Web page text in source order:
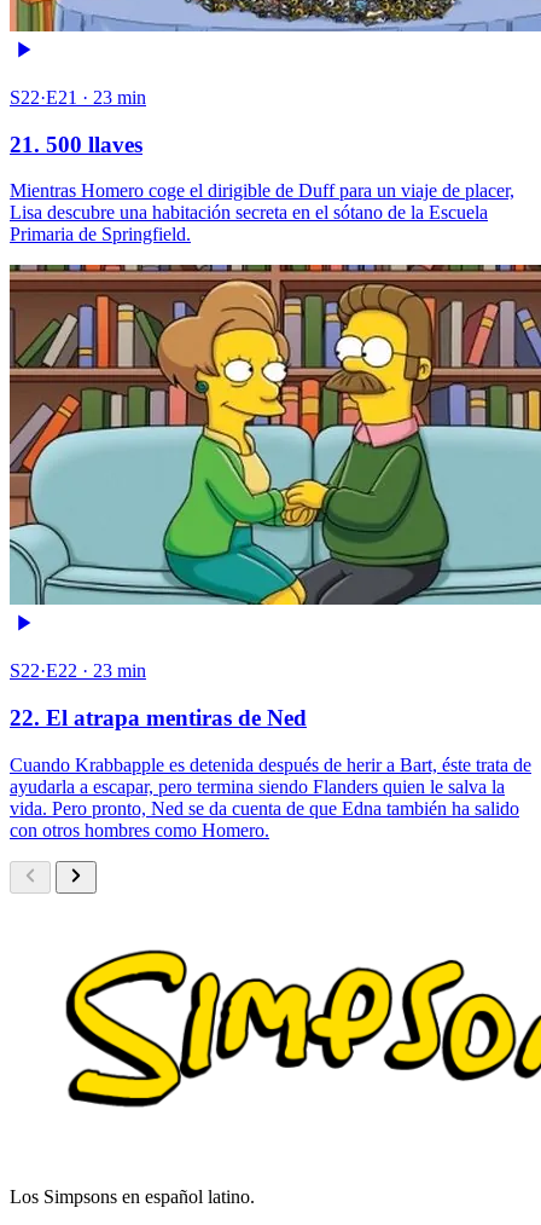
S22·E21 · 23 min
21. 500 llaves
Mientras Homero coge el dirigible de Duff para un viaje de placer,
Lisa descubre una habitación secreta en el sótano de la Escuela
Primaria de Springfield.
S22·E22 · 23 min
22. El atrapa mentiras de Ned
Cuando Krabbapple es detenida después de herir a Bart, éste trata de
ayudarla a escapar, pero termina siendo Flanders quien le salva la
vida. Pero pronto, Ned se da cuenta de que Edna también ha salido
con otros hombres como Homero.
Los Simpsons en español latino.